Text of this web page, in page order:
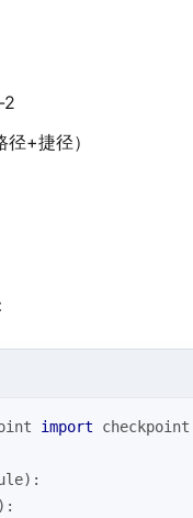
2
+捷径）
import checkpoint
):
):